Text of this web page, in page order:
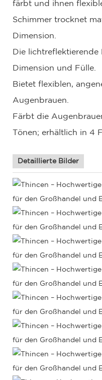
färbt und ihnen
Schimmer trocknet
Dimension.
Die
Dimension und Fülle.
Bietet flexiblen,
Augenbrauen.
Färbt die
Tönen; erhältlich in 4
Detaillierte Bilder